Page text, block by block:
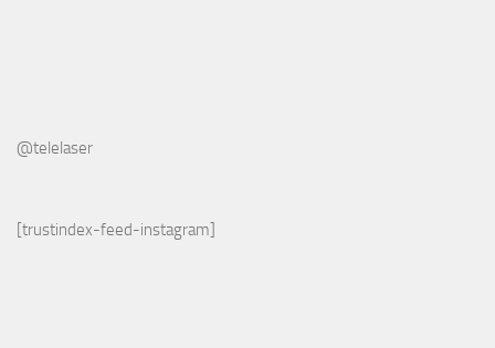
@telelaser
[trustindex-feed-instagram]